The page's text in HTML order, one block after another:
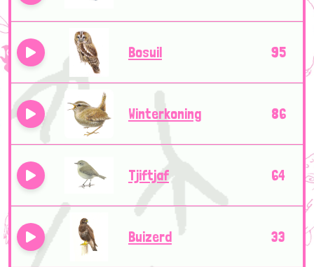
Bosuil 95
Winterkoning 86
Tjiftjaf 64
Buizerd 33